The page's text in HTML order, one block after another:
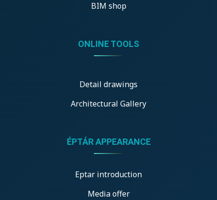
BIM shop
ONLINE TOOLS
Detail drawings
Architectural Gallery
ÉPTÁR APPEARANCE
Eptar introduction
Media offer